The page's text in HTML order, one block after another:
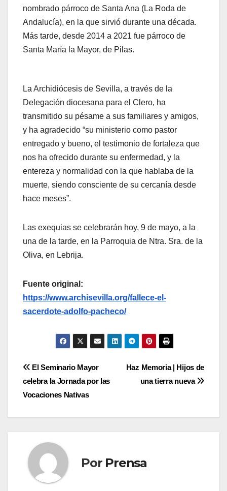
nombrado párroco de Santa Ana (La Roda de
Andalucía), en la que sirvió durante una década.
Más tarde, desde 2014 a 2021 fue párroco de
Santa María la Mayor, de Pilas.
La Archidiócesis de Sevilla, a través de la
Delegación diocesana para el Clero, ha
transmitido su pésame a sus familiares y amigos,
y ha agradecido “su ministerio como pastor
entregado y bueno, el testimonio de fortaleza que
nos ha ofrecido durante su enfermedad, y la
entereza y normalidad con la que hablaba de la
muerte, siendo consciente de su cercanía desde
hace meses”.
Las exequias se celebrarán hoy, 9 de mayo, a la
una de la tarde, en la Parroquia de Ntra. Sra. de la
Oliva, en Lebrija.
Fuente original:
https://www.archisevilla.org/fallece-el-
sacerdote-adolfo-pacheco/
Navegación
de
entradas
Haz Memoria | Hijos de
una tierra nueva
El Seminario Mayor
celebra la Jornada por las
Vocaciones Nativas
Por Prensa